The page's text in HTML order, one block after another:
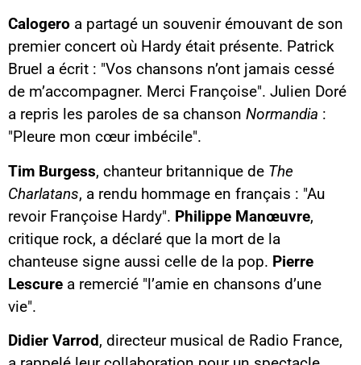
Calogero a partagé un souvenir émouvant de son
premier concert où Hardy était présente. Patrick
Bruel a écrit : "Vos chansons n’ont jamais cessé
de m’accompagner. Merci Françoise". Julien Doré
a repris les paroles de sa chanson Normandia :
"Pleure mon cœur imbécile".
Tim Burgess, chanteur britannique de The
Charlatans, a rendu hommage en français : "Au
revoir Françoise Hardy". Philippe Manœuvre,
critique rock, a déclaré que la mort de la
chanteuse signe aussi celle de la pop. Pierre
Lescure a remercié "l’amie en chansons d’une
vie".
Didier Varrod, directeur musical de Radio France,